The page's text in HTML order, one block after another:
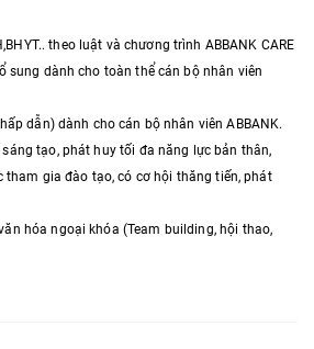
theo luật và chương trình ABBANK CARE
sung dành cho toàn thể cán bộ nhân viên
dẫn) dành cho cán bộ nhân viên ABBANK.
tạo, phát huy tối đa năng lực bản thân,
tham gia đào tạo, có cơ hội thăng tiến, phát
hóa ngoại khóa (Team building, hội thao,